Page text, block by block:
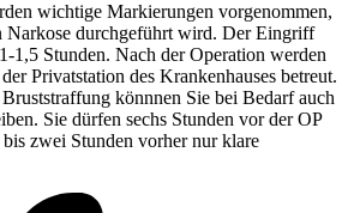
wichtige Markierungen vorgenommen,
Narkose durchgeführt wird. Der Eingriff
1,5 Stunden. Nach der Operation werden
Privatstation des Krankenhauses betreut.
könnnen Sie bei Bedarf auch
Sie dürfen sechs Stunden vor der OP
bis zwei Stunden vorher nur klare